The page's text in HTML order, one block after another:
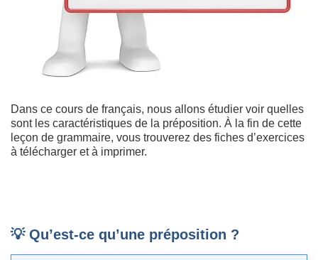
Dans ce cours de français, nous allons étudier voir quelles
sont les caractéristiques de la préposition. À la fin de cette
leçon de grammaire, vous trouverez des fiches d’exercices
à télécharger et à imprimer.
💡 Qu’est-ce qu’une préposition ?